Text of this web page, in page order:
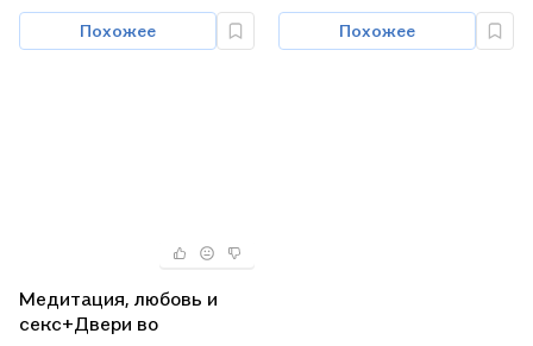
Похожее Похожее
Медитация, любовь и
секс+Двери во